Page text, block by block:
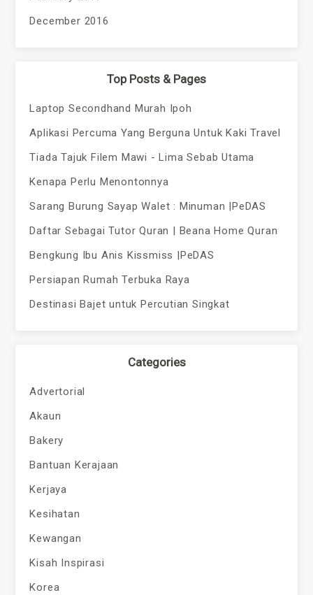
December 2016
Top Posts & Pages
Laptop Secondhand Murah Ipoh
Aplikasi Percuma Yang Berguna Untuk Kaki Travel
Tiada Tajuk Filem Mawi - Lima Sebab Utama
Kenapa Perlu Menontonnya
Sarang Burung Sayap Walet : Minuman |PeDAS
Daftar Sebagai Tutor Quran | Beana Home Quran
Bengkung Ibu Anis Kissmiss |PeDAS
Persiapan Rumah Terbuka Raya
Destinasi Bajet untuk Percutian Singkat
Categories
Advertorial
Akaun
Bakery
Bantuan Kerajaan
Kerjaya
Kesihatan
Kewangan
Kisah Inspirasi
Korea